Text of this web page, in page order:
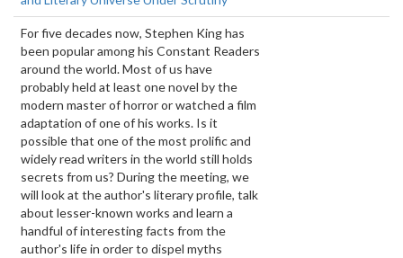
For five decades now, Stephen King has
been popular among his Constant Readers
around the world. Most of us have
probably held at least one novel by the
modern master of horror or watched a film
adaptation of one of his works. Is it
possible that one of the most prolific and
widely read writers in the world still holds
secrets from us? During the meeting, we
will look at the author's literary profile, talk
about lesser-known works and learn a
handful of interesting facts from the
author's life in order to dispel myths